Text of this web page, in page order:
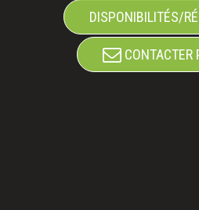
DISPONIBILITÉS/
CONTACTER